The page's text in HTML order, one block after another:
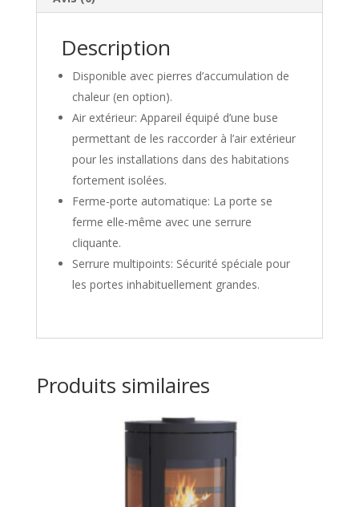
Description
Disponible avec pierres d’accumulation de
chaleur (en option).
Air extérieur: Appareil équipé d’une buse
permettant de les raccorder à l’air extérieur
pour les installations dans des habitations
fortement isolées.
Ferme-porte automatique: La porte se
ferme elle-même avec une serrure
cliquante.
Serrure multipoints: Sécurité spéciale pour
les portes inhabituellement grandes.
Produits similaires